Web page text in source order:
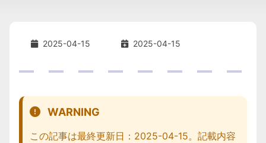
2025-04-15 2025-04-15
WARNING
この記事は最終更新日：2025-04-15。記載内容